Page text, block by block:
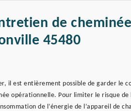
de cheminée
45480
il est entièrement possible de garder le
opérationnelle. Pour limiter le risque de
de l’énergie de l’appareil de